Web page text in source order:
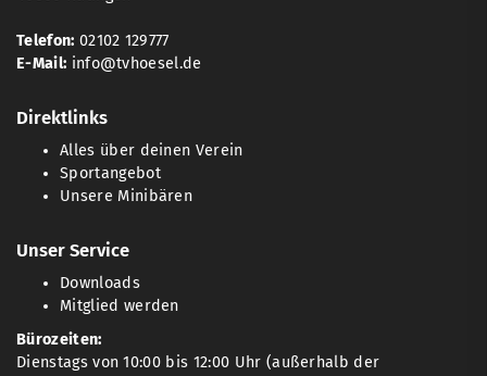
Telefon: 02102 129777
E-Mail: info@tvhoesel.de
Direktlinks
Alles über deinen Verein
Sportangebot
Unsere Minibären
Unser Service
Downloads
Mitglied werden
Bürozeiten:
Dienstags von 10:00 bis 12:00 Uhr (außerhalb der